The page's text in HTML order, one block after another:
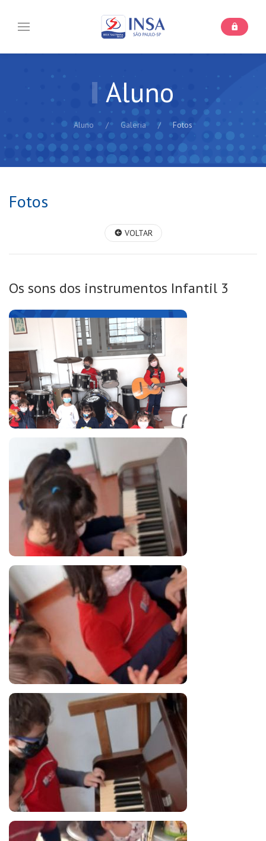
Aluno
Aluno Galeria Fotos
Fotos
VOLTAR
Os sons dos instrumentos Infantil 3